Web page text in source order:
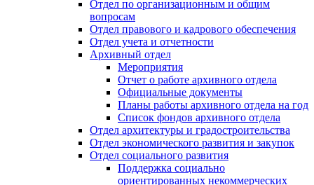
Отдел по организационным и общим
вопросам
Отдел правового и кадрового обеспечения
Отдел учета и отчетности
Архивный отдел
Мероприятия
Отчет о работе архивного отдела
Официальные документы
Планы работы архивного отдела на год
Список фондов архивного отдела
Отдел архитектуры и градостроительства
Отдел экономического развития и закупок
Отдел социального развития
Поддержка социально
ориентированных некоммерческих